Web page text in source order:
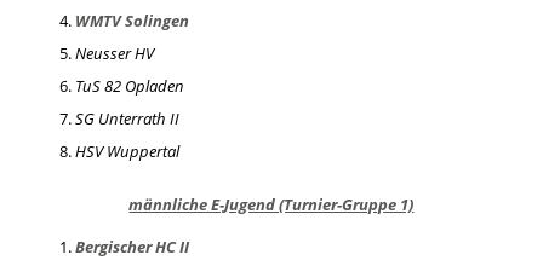
WMTV Solingen
Neusser HV
TuS 82 Opladen
SG Unterrath II
HSV Wuppertal
männliche E-Jugend (Turnier-Gruppe 1)
Bergischer HC II